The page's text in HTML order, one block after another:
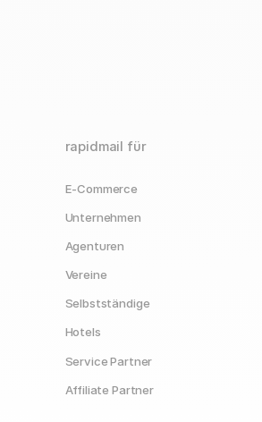
rapidmail für
E-Commerce
Unternehmen
Agenturen
Vereine
Selbstständige
Hotels
Service Partner
Affiliate Partner